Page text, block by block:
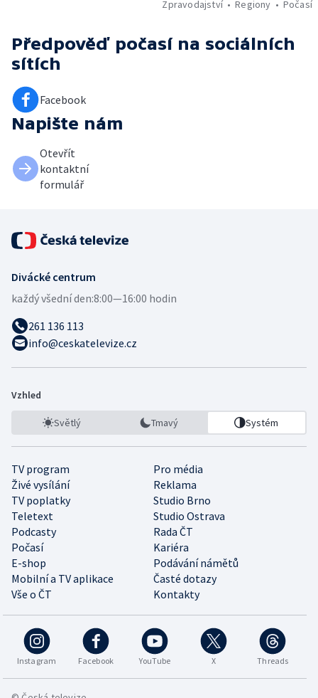
Zpravodajství
Regiony Počasí
Předpověď počasí na sociálních
sítích
Facebook
Napište nám
Otevřít
kontaktní
formulář
Divácké centrum
každý všední den:8:00—16:00 hodin
261 136 113
info@ceskatelevize.cz
Vzhled
Světlý Tmavý Systém
TV program
Pro média
Živé vysílání
Reklama
TV poplatky
Studio Brno
Teletext
Studio Ostrava
Podcasty
Rada ČT
Počasí
Kariéra
E-shop
Podávání námětů
Mobilní a TV aplikace
Časté dotazy
Vše o ČT
Kontakty
Instagram Facebook YouTube X Threads